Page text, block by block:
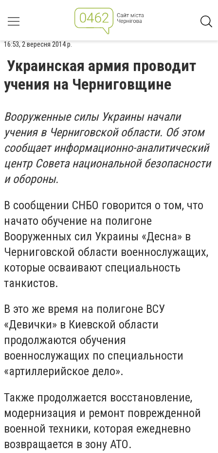
16:53, 2 вересня 2014 р.
Украинская армия проводит
учения на Черниговщине
Вооруженные силы Украины начали
учения в Черниговской области. Об этом
сообщает информационно-аналитический
центр Совета национальной безопасности
и обороны.
В сообщении СНБО говорится о том, что
начато обучение на полигоне
Вооруженных сил Украины «Десна» в
Черниговской области военнослужащих,
которые осваивают специальность
танкистов.
В это же время на полигоне ВСУ
«Девички» в Киевской области
продолжаются обучения
военнослужащих по специальности
«артиллерийское дело».
Также продолжается восстановление,
модернизация и ремонт поврежденной
военной техники, которая ежедневно
возвращается в зону АТО.